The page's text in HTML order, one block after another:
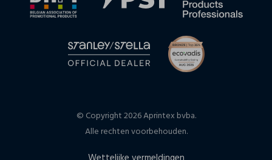
© Copyright 2026 Aprintex bvba.
Alle rechten voorbehouden.